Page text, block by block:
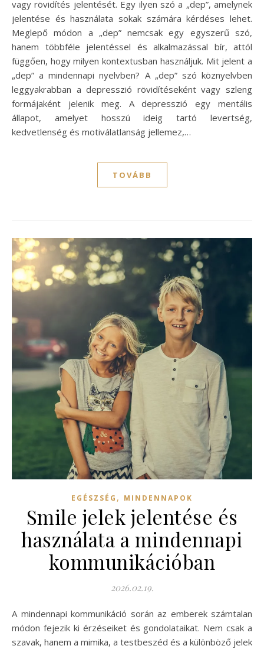
vagy rövidítés jelentését. Egy ilyen szó a „dep”, amelynek
jelentése és használata sokak számára kérdéses lehet.
Meglepő módon a „dep” nemcsak egy egyszerű szó,
hanem többféle jelentéssel és alkalmazással bír, attól
függően, hogy milyen kontextusban használjuk. Mit jelent a
„dep” a mindennapi nyelvben? A „dep” szó köznyelvben
leggyakrabban a depresszió rövidítéseként vagy szleng
formájaként jelenik meg. A depresszió egy mentális
állapot, amelyet hosszú ideig tartó levertség,
kedvetlenség és motiválatlanság jellemez,…
TOVÁBB
EGÉSZSÉG , MINDENNAPOK
Smile jelek jelentése és
használata a mindennapi
kommunikációban
2026.02.19.
A mindennapi kommunikáció során az emberek számtalan
módon fejezik ki érzéseiket és gondolataikat. Nem csak a
szavak, hanem a mimika, a testbeszéd és a különböző jelek